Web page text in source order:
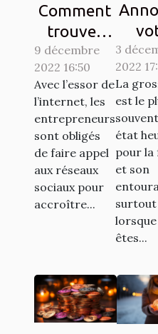
Comment
trouver
des clients
sur les
réseaux
sociaux ?
9 décembre
2022 16:50
Avec l’essor de
l’internet, les
entrepreneurs
sont obligés
de faire appel
aux réseaux
sociaux pour
accroître...
à
:
y
?
3
2022
La
est le
état
pour la
et son
surtout
lorsque
êtes...